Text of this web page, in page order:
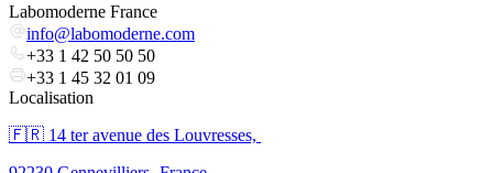
Labomoderne France
info@labomoderne.com
+33 1 42 50 50 50
+33 1 45 32 01 09
Localisation
🇫🇷 ​14 ter avenue des Louvresses,